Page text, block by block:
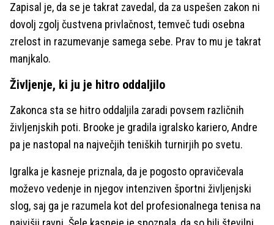
Zapisal je, da se je takrat zavedal, da za uspešen zakon ni
dovolj zgolj čustvena privlačnost, temveč tudi osebna
zrelost in razumevanje samega sebe. Prav to mu je takrat
manjkalo.
Življenje, ki ju je hitro oddaljilo
Zakonca sta se hitro oddaljila zaradi povsem različnih
življenjskih poti. Brooke je gradila igralsko kariero, Andre
pa je nastopal na največjih teniških turnirjih po svetu.
Igralka je kasneje priznala, da je pogosto opravičevala
moževo vedenje in njegov intenziven športni življenjski
slog, saj ga je razumela kot del profesionalnega tenisa na